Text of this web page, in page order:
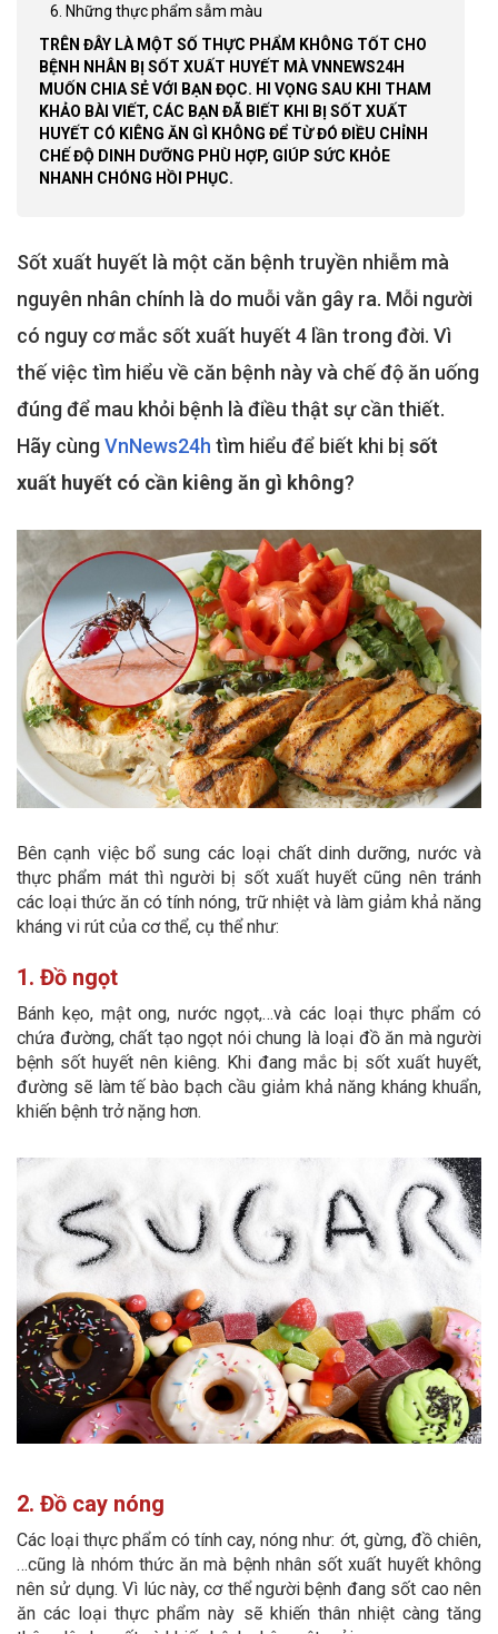
6. Những thực phẩm sẫm màu
TRÊN ĐÂY LÀ MỘT SỐ THỰC PHẨM KHÔNG TỐT CHO
BỆNH NHÂN BỊ SỐT XUẤT HUYẾT MÀ VNNEWS24H
MUỐN CHIA SẺ VỚI BẠN ĐỌC. HI VỌNG SAU KHI THAM
KHẢO BÀI VIẾT, CÁC BẠN ĐÃ BIẾT KHI BỊ SỐT XUẤT
HUYẾT CÓ KIÊNG ĂN GÌ KHÔNG ĐỂ TỪ ĐÓ ĐIỀU CHỈNH
CHẾ ĐỘ DINH DƯỠNG PHÙ HỢP, GIÚP SỨC KHỎE
NHANH CHÓNG HỒI PHỤC.
Sốt xuất huyết là một căn bệnh truyền nhiễm mà
nguyên nhân chính là do muỗi vằn gây ra. Mỗi người
có nguy cơ mắc sốt xuất huyết 4 lần trong đời. Vì
thế việc tìm hiểu về căn bệnh này và chế độ ăn uống
đúng để mau khỏi bệnh là điều thật sự cần thiết.
Hãy cùngVnNews24h tìm hiểu để biết khi bị sốt
xuất huyết có cần kiêng ăn gì không?
Bên cạnh việc bổ sung các loại chất dinh dưỡng, nước và
thực phẩm mát thì người bị sốt xuất huyết cũng nên tránh
các loại thức ăn có tính nóng, trữ nhiệt và làm giảm khả năng
kháng vi rút của cơ thể, cụ thể như:
1. Đồ ngọt
Bánh kẹo, mật ong, nước ngọt,…và các loại thực phẩm có
chứa đường, chất tạo ngọt nói chung là loại đồ ăn mà người
bệnh sốt huyết nên kiêng. Khi đang mắc bị sốt xuất huyết,
đường sẽ làm tế bào bạch cầu giảm khả năng kháng khuẩn,
khiến bệnh trở nặng hơn.
2. Đồ cay nóng
Các loại thực phẩm có tính cay, nóng như: ớt, gừng, đồ chiên,
…cũng là nhóm thức ăn mà bệnh nhân sốt xuất huyết không
nên sử dụng. Vì lúc này, cơ thể người bệnh đang sốt cao nên
ăn các loại thực phẩm này sẽ khiến thân nhiệt càng tăng